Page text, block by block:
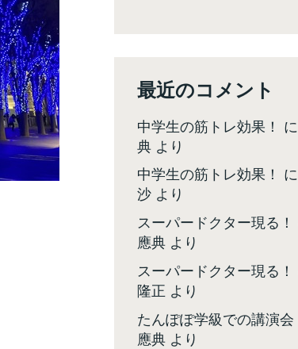
最近のコメント
中学生の筋トレ効果！ に
典 より
中学生の筋トレ効果！ に
沙 より
スーパードクター現る！
應典 より
スーパードクター現る！
隆正 より
たんぽぽ学級での講演会
應典 より